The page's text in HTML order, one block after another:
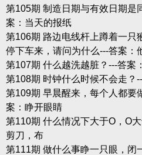
第105期 制造日期与有效日期是
案：当天的报纸
第106期 路边电线杆上蹲着一只
停下车来，请问为什么---答案：
第107期 什么越洗越脏？---答案
第108期 时钟什么时候不会走？
第109期 早晨醒来，每个人都要
案：睁开眼睛
第110期 什么情况下大于O，O
剪刀，布
第111期 做什么事睁一只眼，闭